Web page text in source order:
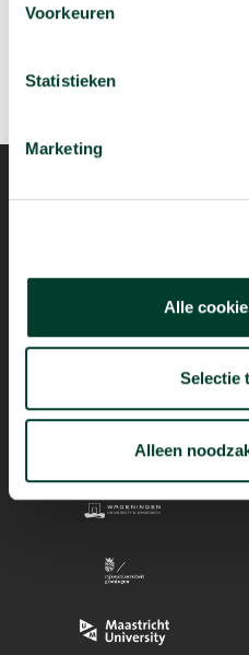
Voorkeuren
Statistieken
Marketing
Alle
Selectie
Alleen